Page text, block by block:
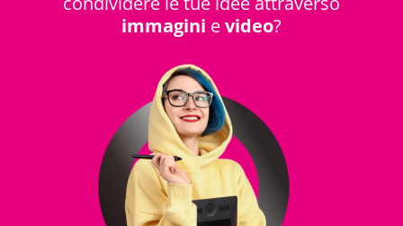
ESAMI DI IDONEITÀ
immagini evideo?